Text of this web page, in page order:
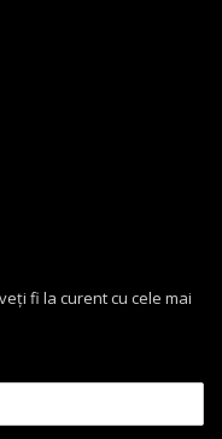
fi la curent cu cele mai